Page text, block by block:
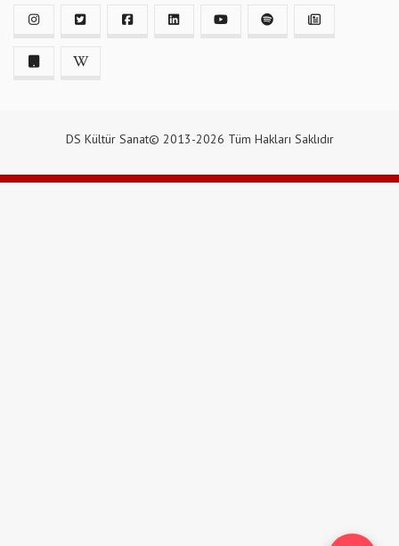
DS Kültür Sanat© 2013-2026 Tüm Hakları Saklıdır